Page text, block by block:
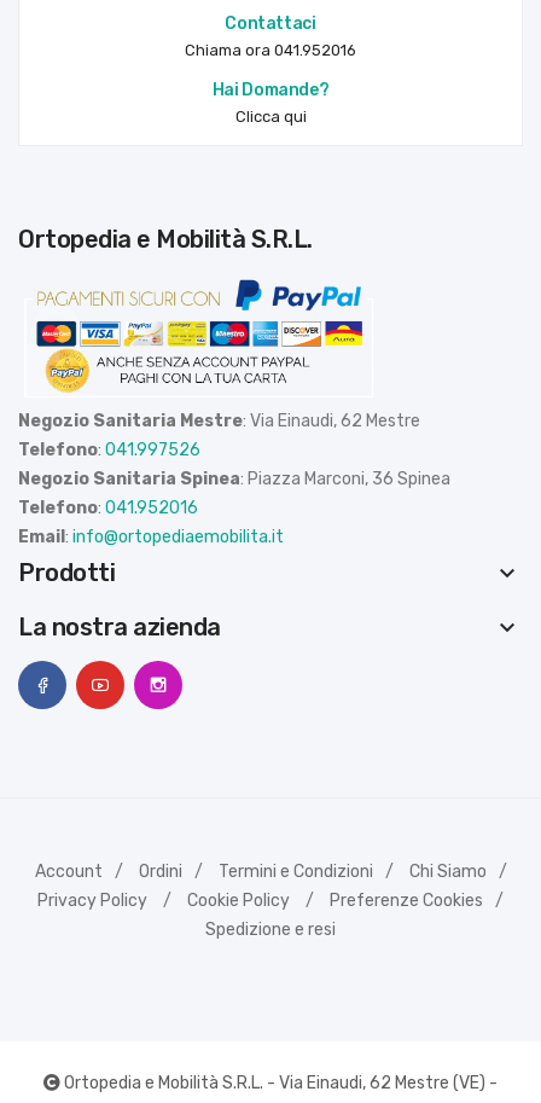
Contattaci
Chiama ora 041.952016
Hai Domande?
Clicca qui
Ortopedia e Mobilità S.R.L.
Negozio Sanitaria Mestre: Via Einaudi, 62 Mestre
Telefono: 041.997526
Negozio Sanitaria Spinea: Piazza Marconi, 36 Spinea
Telefono: 041.952016
Email : info@ortopediaemobilita.it
Prodotti
keyboard_arrow_down
La nostra azienda
keyboard_arrow_down
Account Ordini Termini e Condizioni
Chi Siamo
Privacy Policy
Cookie Policy
Preferenze Cookies
Spedizione e resi
Ortopedia e Mobilità S.R.L. - Via Einaudi, 62 Mestre (VE) -